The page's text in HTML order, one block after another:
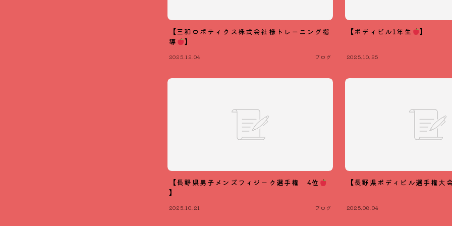
【三和ロボティクス株式会社様トレーニング指
導
】
2025.12.04 ブログ
【ボディビル1年生 】
2025.10.25
【長野県男子メンズフィジーク選手権 4位
】
2025.10.21 ブログ
【長野県ボディビル選手権
2025.08.04